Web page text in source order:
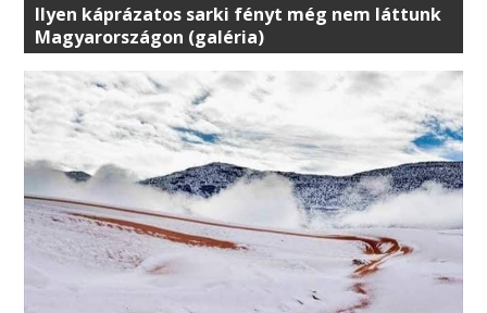
Ilyen káprázatos sarki fényt még nem láttunk
Magyarországon (galéria)